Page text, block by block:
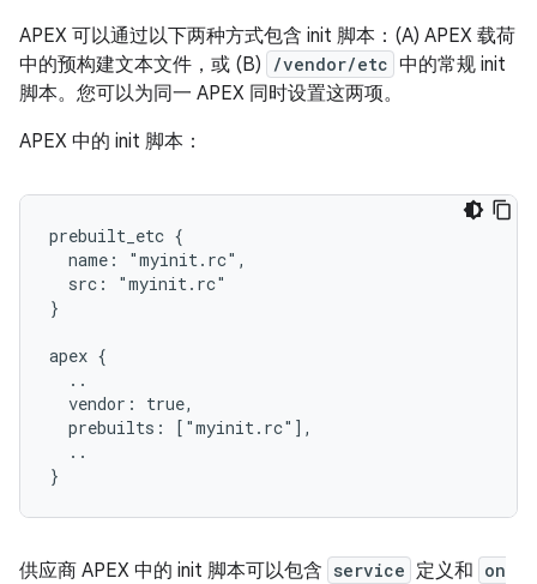
APEX 可以通过以下两种方式包含 init 脚本：(A) APEX 载荷
中的预构建文本文件，或 (B)
/vendor/etc 中的常规 init
脚本。您可以为同一 APEX 同时设置这两项。
APEX 中的 init 脚本：
prebuilt_etc {
  name: "myinit.rc",
  src: "myinit.rc"
}
apex {
  ..
  vendor: true,
  prebuilts: ["myinit.rc"],
  ..
供应商 APEX 中的 init 脚本可以包含 service 定义和 on